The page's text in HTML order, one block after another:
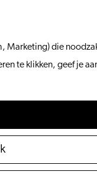
Marketing) die
te klikken, geef je
aanbod